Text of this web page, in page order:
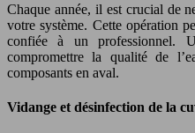
Chaque année, il est crucial de
votre système. Cette opération
confiée à un professionnel.
compromettre la qualité de
composants en aval.
Vidange et désinfection de la